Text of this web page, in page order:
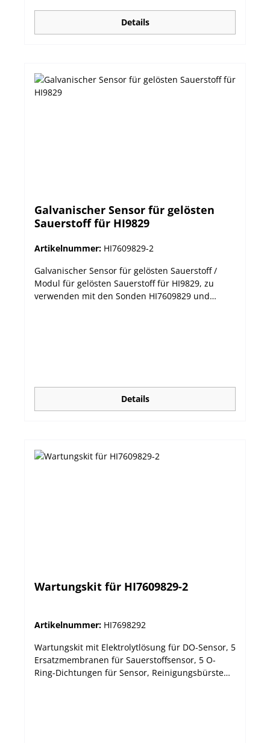
Temperaturkoeffizient von 0.00 bis 6.00%/°C
Referenztemperatur wählbar zwischen 20 oder
25°C
Details
Galvanischer Sensor für gelösten
Sauerstoff für HI9829
Artikelnummer: HI7609829-2
Galvanischer Sensor für gelösten Sauerstoff /
Modul für gelösten Sauerstoff für HI9829, zu
verwenden mit den Sonden HI7609829 und
Korpus: ABS weiß Wartungslösung HI7042S
(Elektrolyt für gelösten Sauersstoff) Maße 99 mm
x 17 mm
Details
Wartungskit für HI7609829-2
Artikelnummer: HI7698292
Wartungskit mit Elektrolytlösung für DO-Sensor, 5
Ersatzmembranen für Sauerstoffsensor, 5 O-
Ring-Dichtungen für Sensor, Reinigungsbürste